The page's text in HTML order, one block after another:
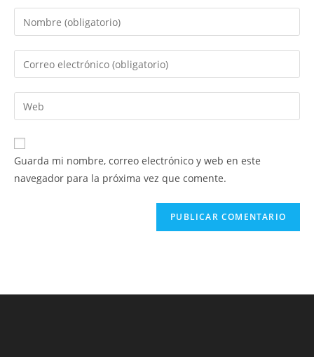
Introduce
tu
nombre
de
usuario
para
comentar
Introduce
tu
dirección
de
electrónico
para
comentar
Introduce
la
URL
de
Guarda mi nombre, correo electrónico y web en este
navegador para la próxima vez que comente.